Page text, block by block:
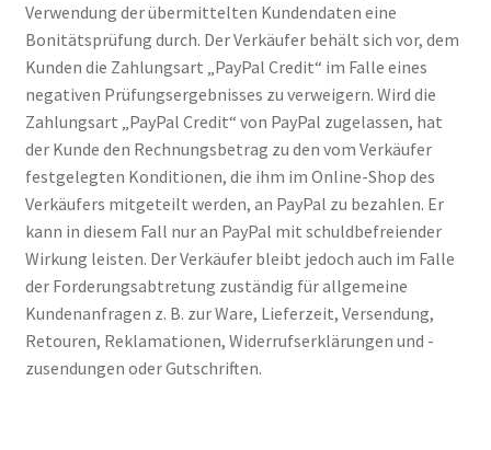
Verwendung der übermittelten Kundendaten eine
Bonitätsprüfung durch. Der Verkäufer behält sich vor, dem
Kunden die Zahlungsart „PayPal Credit“ im Falle eines
negativen Prüfungsergebnisses zu verweigern. Wird die
Zahlungsart „PayPal Credit“ von PayPal zugelassen, hat
der Kunde den Rechnungsbetrag zu den vom Verkäufer
festgelegten Konditionen, die ihm im Online-Shop des
Verkäufers mitgeteilt werden, an PayPal zu bezahlen. Er
kann in diesem Fall nur an PayPal mit schuldbefreiender
Wirkung leisten. Der Verkäufer bleibt jedoch auch im Falle
der Forderungsabtretung zuständig für allgemeine
Kundenanfragen z. B. zur Ware, Lieferzeit, Versendung,
Retouren, Reklamationen, Widerrufserklärungen und -
zusendungen oder Gutschriften.